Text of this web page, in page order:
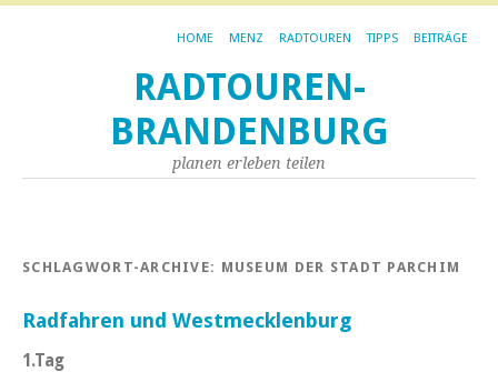
HOME MENZ RADTOUREN TIPPS BEITRÄGE
RADTOUREN-
BRANDENBURG
planen erleben teilen
SCHLAGWORT-ARCHIVE: MUSEUM DER STADT PARCHIM
Radfahren und Westmecklenburg
1.Tag